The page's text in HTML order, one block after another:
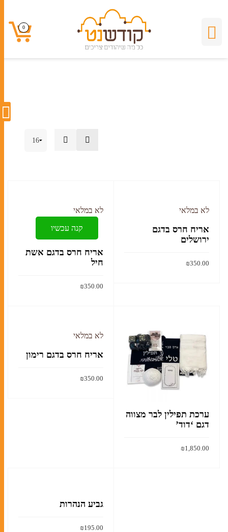
0 יודיאקה
לא במלאי
קנה עכשיו
אריח חרס בדגם אשת
חיל
₪350.00
לא במלאי
אריח חרס בדגם
ירושלים
₪350.00
לא במלאי
אריח חרס בדגם רימון
₪350.00
ערכת תפילין לבר מצווה
דגם ‘דוד’
₪1,850.00
גביע הנהרות
₪195.00
0